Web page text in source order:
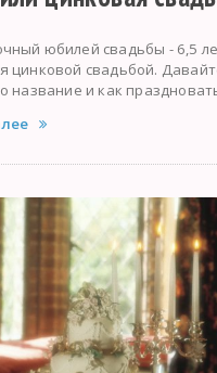
юбилей свадьбы - 6,5
цинковой свадьбой.
название и как